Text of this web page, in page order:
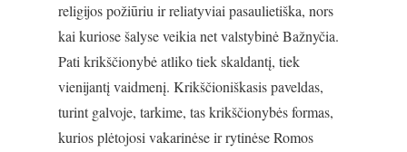
religijos požiūriu ir reliatyviai pasaulietiška, nors
kai kuriose šalyse veikia net valstybinė Bažnyčia.
Pati krikščionybė atliko tiek skaldantį, tiek
vienijantį vaidmenį. Krikščioniškasis paveldas,
turint galvoje, tarkime, tas krikščionybės formas,
kurios plėtojosi vakarinėse ir rytinėse Romos